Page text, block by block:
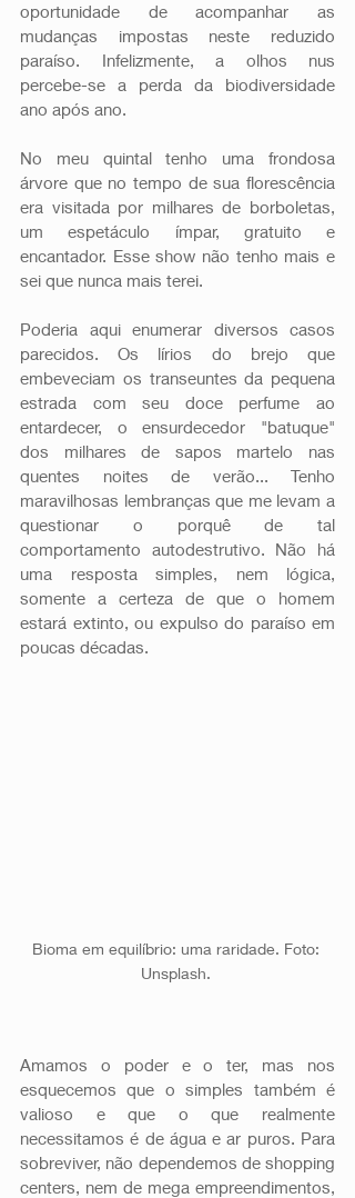
oportunidade de acompanhar as
mudanças impostas neste reduzido
paraíso. Infelizmente, a olhos nus
percebe-se a perda da biodiversidade
ano após ano.
No meu quintal tenho uma frondosa
árvore que no tempo de sua florescência
era visitada por milhares de borboletas,
um espetáculo ímpar, gratuito e
encantador. Esse show não tenho mais e
sei que nunca mais terei.
Poderia aqui enumerar diversos casos
parecidos. Os lírios do brejo que
embeveciam os transeuntes da pequena
estrada com seu doce perfume ao
entardecer, o ensurdecedor "batuque"
dos milhares de sapos martelo nas
quentes noites de verão... Tenho
maravilhosas lembranças que me levam a
questionar o porquê de tal
comportamento autodestrutivo. Não há
uma resposta simples, nem lógica,
somente a certeza de que o homem
estará extinto, ou expulso do paraíso em
poucas décadas.
Bioma em equilíbrio: uma raridade. Foto:
Unsplash.
Amamos o poder e o ter, mas nos
esquecemos que o simples também é
valioso e que o que realmente
necessitamos é de água e ar puros. Para
sobreviver, não dependemos de shopping
centers, nem de mega empreendimentos,